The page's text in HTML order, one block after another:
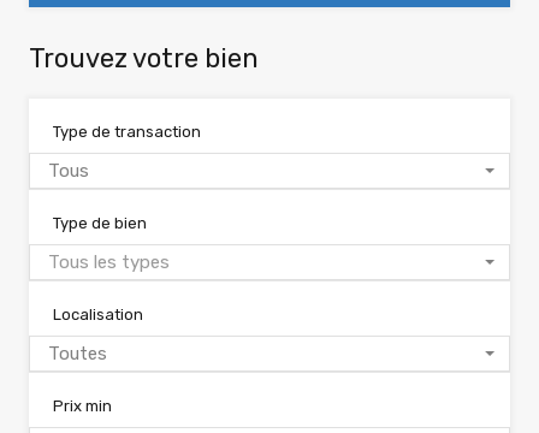
Trouvez votre bien
Type de transaction
Tous
Type de bien
Tous les types
Localisation
Toutes
Prix min